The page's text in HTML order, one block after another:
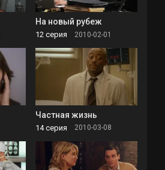
На новый рубеж
12 серия 2010-02-01
Частная жизнь
14 серия 2010-03-08